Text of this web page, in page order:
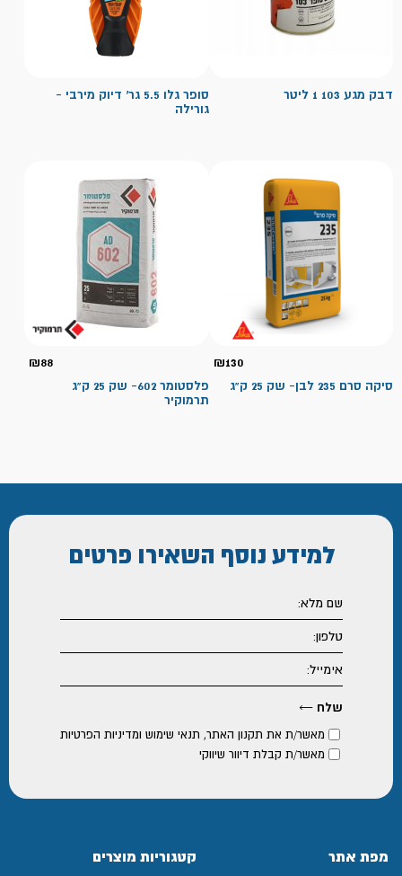
דבק מגע 103 1 ליטר
סופר גלו 5.5 גר' דיוק מירבי -
גורילה
₪130
סיקה סרם 235 לבן- שק 25 ק"ג
₪88
פלסטומר 602- שק 25 ק"ג
תרמוקיר
למידע נוסף השאירו פרטים
מאשר/ת את תקנון האתר, תנאי שימוש ומדיניות הפרטיות
מאשר/ת קבלת דיוור שיווקי
מפת אתר קטגוריות מוצרים